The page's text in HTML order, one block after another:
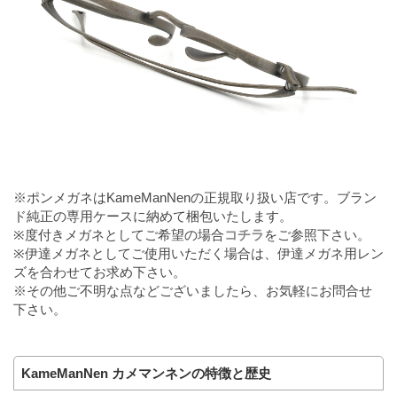
※ポンメガネはKameManNenの正規取り扱い店です。ブラン
ド純正の専用ケースに納めて梱包いたします。
※度付きメガネとしてご希望の場合コチラ をご参照下さい。
※伊達メガネとしてご使用いただく場合は、伊達メガネ用レン
ズを合わせてお求め下さい。
※その他ご不明な点などございましたら、お気軽にお問合せ
下さい。
KameManNen カメマンネンの特徴と歴史